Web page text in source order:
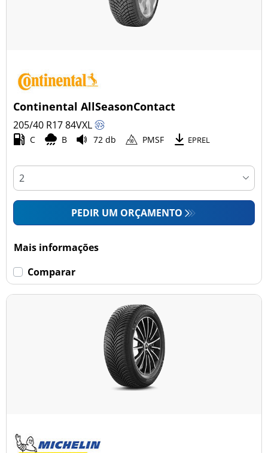
Continental AllSeasonContact
205/40 R1784VXL
C B 72 db PMSF EPREL
PEDIR UM ORÇAMENTO
Mais informações
Comparar